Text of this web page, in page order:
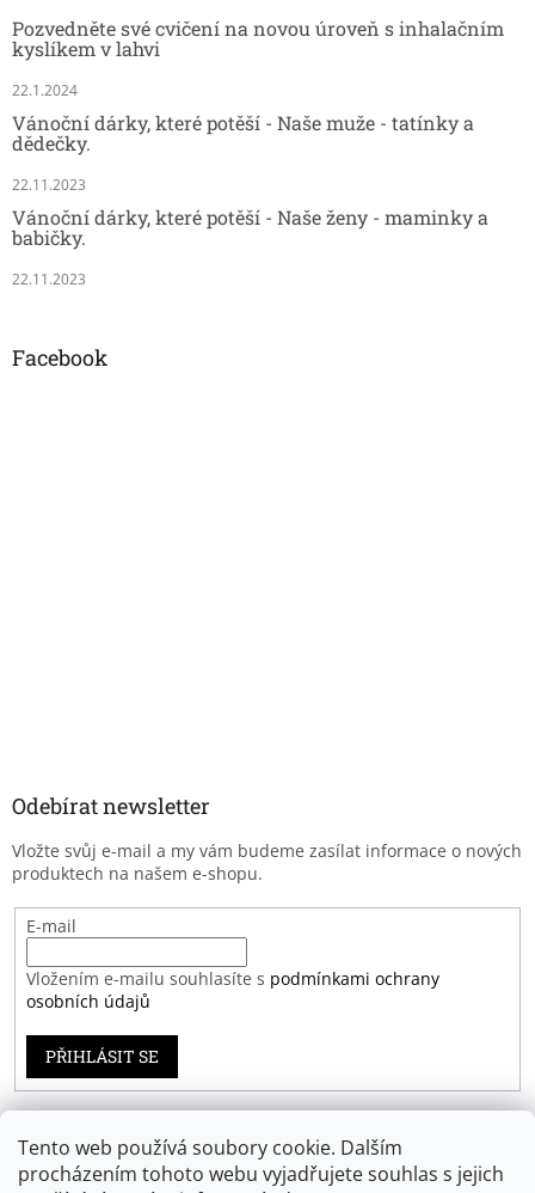
Tento web používá soubory cookie. Dalším
procházením tohoto webu vyjadřujete souhlas s jejich
Pozvedněte své cvičení na novou úroveň s inhalačním
kyslíkem v lahvi
22.1.2024
Vánoční dárky, které potěší - Naše muže - tatínky a
dědečky.
22.11.2023
Vánoční dárky, které potěší - Naše ženy - maminky a
babičky.
22.11.2023
Facebook
Odebírat newsletter
Vložte svůj e-mail a my vám budeme zasílat informace o nových
produktech na našem e-shopu.
E-mail
Vložením e-mailu souhlasíte s podmínkami ochrany
osobních údajů
PŘIHLÁSIT SE
Záruka spokojenosti